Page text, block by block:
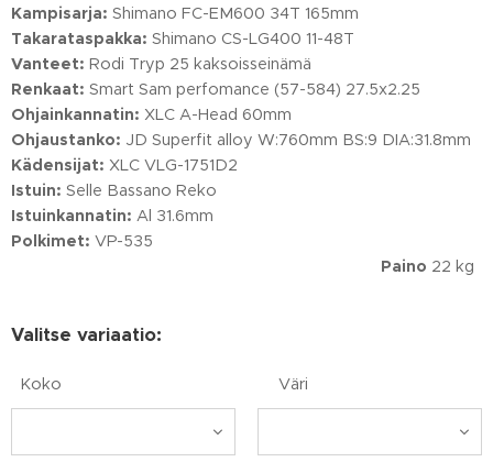
Kampisarja: Shimano FC-EM600 34T 165mm
Takarataspakka: Shimano CS-LG400 11-48T
Vanteet: Rodi Tryp 25 kaksoisseinämä
Renkaat: Smart Sam perfomance (57-584) 27.5x2.25
Ohjainkannatin: XLC A-Head 60mm
Ohjaustanko: JD Superfit alloy W:760mm BS:9 DIA:31.8mm
Kädensijat: XLC VLG-1751D2
Istuin: Selle Bassano Reko
Istuinkannatin: Al 31.6mm
Polkimet: VP-535
Paino 22 kg
Valitse variaatio:
Koko Väri